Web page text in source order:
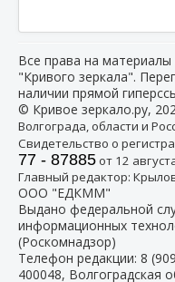
Все права на
"Кривого зеркала".
наличии прямой
© Кривое зеркало.ру,
Волгограда, области и
Свидетельство о
77 - 87885от 12
Главный редактор:
ООО "ЕДКММ"
Выдано федеральной
информационных
(Роскомнадзор)
Телефон редакции: 8
400048, Волгоградская